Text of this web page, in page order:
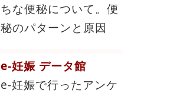
ちな便秘について。便
秘のパターンと原因
e-妊娠 データ館
e-妊娠で行ったアンケ